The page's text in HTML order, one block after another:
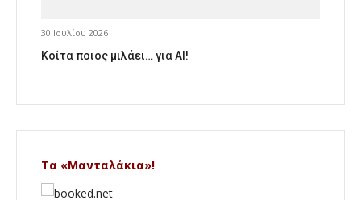
30 Ιουλίου 2026
Κοίτα ποιος μιλάει… για AI!
Τα «Μανταλάκια»!